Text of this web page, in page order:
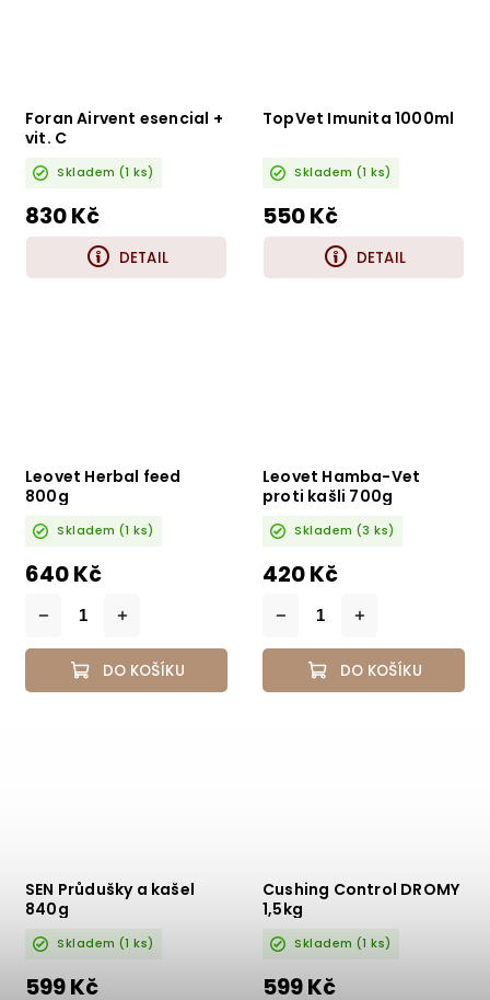
Foran Airvent esencial +
vit. C
Skladem (1 ks)
830 Kč
DETAIL
TopVet Imunita 1000ml
Skladem (1 ks)
550 Kč
DETAIL
Leovet Herbal feed
800g
Skladem (1 ks)
640 Kč
DO KOŠÍKU
Leovet Hamba-Vet
proti kašli 700g
Skladem (3 ks)
420 Kč
DO KOŠÍKU
SEN Průdušky a kašel
840g
Skladem (1 ks)
599 Kč
Cushing Control DROMY
1,5kg
Skladem (1 ks)
599 Kč